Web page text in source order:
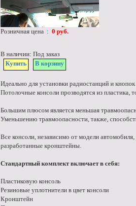
Розничная цена : 0 руб.
В наличии: Под заказ
Купить
В корзину
Идеально для установки радиостанций и
Потолочные консоли прозводятся из
Большим плюсом является меньшая
Уменьшению травмоопасности, также,
Все консоли, независимо от модели
разработанные кронштейны.
Стандартный комплект включает в себя:
Пластиковую консоль
Резиновые уплотнители в цвет консоли
Кронштейн